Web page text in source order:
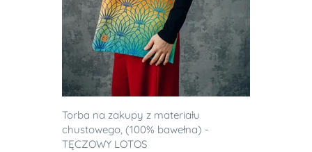
Torba na zakupy z materiału
chustowego, (100% bawełna) -
TĘCZOWY LOTOS